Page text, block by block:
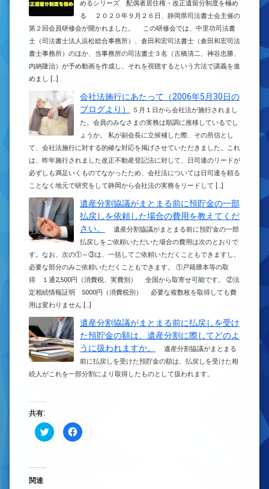
めるシリーズ 配偶者居住権・改正遺留分制度を極め
る ２０２０年９月２６日、静岡県司法書士会主催の
第２回会員研修会が開かれました。 この研修会では、中里功司法書
士（司法書士法人浜松総合事務所）、倉田和宏司法書士（倉田和宏司法
書士事務所）のほか、当事務所の司法書士３名（古橋清二、神谷忠勝、
内納隆治）が予め動画を作成し、それを視聴するという方法で講義を進
めまし […]
会社法施行にあたって（2006年5月30日の
ブログより）
５月１日から会社法が施行されまし
た。会員のみなさまの実務は順調に推移しているでし
ょうか。 私が副会長に立候補した際、その所信とし
て、会社法施行に対する的確な対応を掲げさせていただきました。これ
は、昨年施行されました改正不動産登記法に対して、日司連のリードが
必ずしも満足いくものでなかったため、会社法については日司連を頼る
ことなく地元で研究をして静岡から会社法の実務をリードして […]
遺産分割協議がまとまる前に預貯金の一部
払戻しを依頼した場合の費用を教えてくだ
さい。
遺産分割協議がまとまる前に預貯金の一部
払戻しをご依頼いただいた場合の費用は次のとおりで
す。なお、次の①～③は、一括してご依頼いただくこともできますし、
必要な部分のみご依頼いただくこともできます。 ①戸籍謄本等の取
得 １通2,500円（消費税、実費別） 全国から取寄せ可能です。 ②法
定相続情報証明 5000円（消費税別） 必要な複数枚を取得しても費
用は変わりません […]
遺産分割協議がまとまる前に払戻しを受け
た預貯金の額は、遺産分割に際してどのよ
うに扱われますか。
遺産分割協議がまとまる
前に払戻しを受けた預貯金の額は、払戻しを受けた相
続人がこれを一部分割により取得したものとして扱われます。
共有:
ク
リ
Facebook
で
関連